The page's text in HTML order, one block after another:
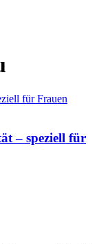
– speziell für